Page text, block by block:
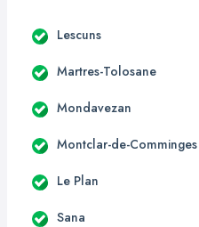
Lescuns
Martres-Tolosane
Mondavezan
Montclar-de-Comminges
Le Plan
Sana